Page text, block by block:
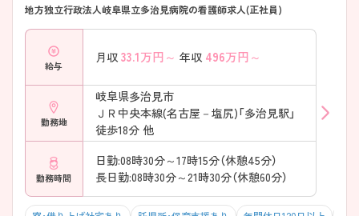
地方独立行政法人岐阜県立多治見病院の看護師求人(正社員)
給与
月収 33.1万円～ 年収 496万円～
勤務地
岐阜県多治見市
ＪＲ中央本線(名古屋－塩尻)「多治見駅」
徒歩18分 他
勤務時間
日勤:08時30分～17時15分（休憩45分）
長日勤:08時30分～21時30分（休憩60分）